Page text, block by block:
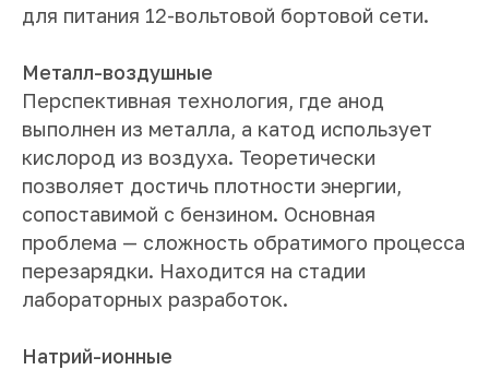
для питания 12-вольтовой бортовой сети.
Металл-воздушные
Перспективная технология, где анод
выполнен из металла, а катод использует
кислород из воздуха. Теоретически
позволяет достичь плотности энергии,
сопоставимой с бензином. Основная
проблема — сложность обратимого процесса
перезарядки. Находится на стадии
лабораторных разработок.
Натрий-ионные